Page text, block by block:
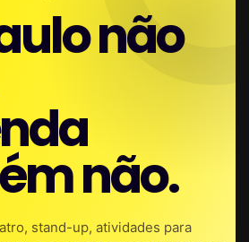
não
não.
stand-up, atividades para